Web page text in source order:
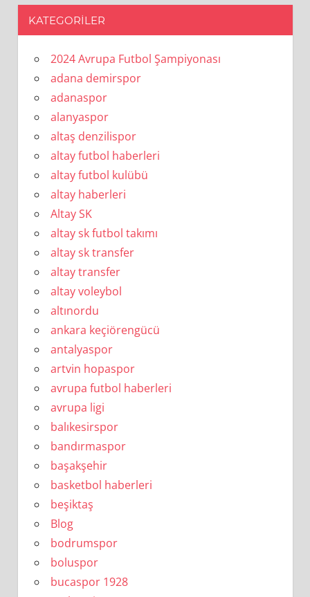
KATEGORILER
2024 Avrupa Futbol Şampiyonası
adana demirspor
adanaspor
alanyaspor
altaş denzilispor
altay futbol haberleri
altay futbol kulübü
altay haberleri
Altay SK
altay sk futbol takımı
altay sk transfer
altay transfer
altay voleybol
altınordu
ankara keçiörengücü
antalyaspor
artvin hopaspor
avrupa futbol haberleri
avrupa ligi
balıkesirspor
bandırmaspor
başakşehir
basketbol haberleri
beşiktaş
Blog
bodrumspor
boluspor
bucaspor 1928